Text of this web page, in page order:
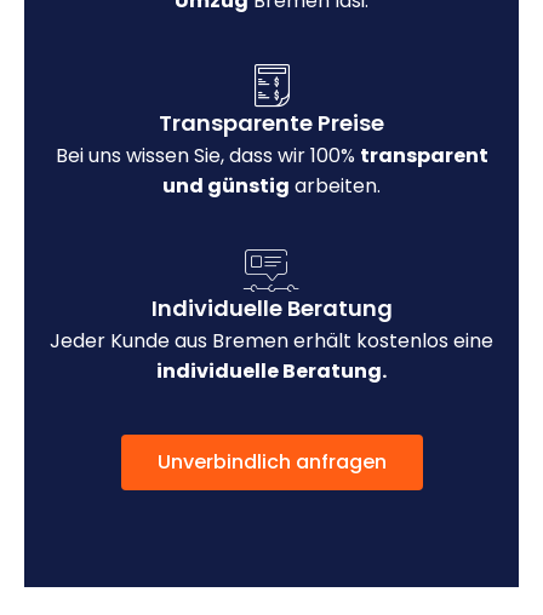
Transparente Preise
Bei uns wissen Sie, dass wir 100% transparent
und günstig arbeiten.
Individuelle Beratung
Jeder Kunde aus Bremen erhält kostenlos eine
individuelle Beratung.
Unverbindlich anfragen